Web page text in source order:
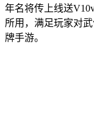
年名将传上线送
所用，满足玩家对
牌手游。